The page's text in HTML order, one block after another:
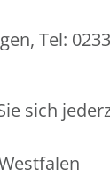
Tel:
sich